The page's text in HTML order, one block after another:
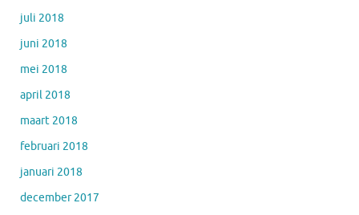
juli 2018
juni 2018
mei 2018
april 2018
maart 2018
februari 2018
januari 2018
december 2017